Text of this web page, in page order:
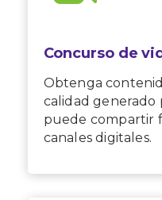
Concurso de
Obtenga
calidad generado
puede compartir
canales digitales.